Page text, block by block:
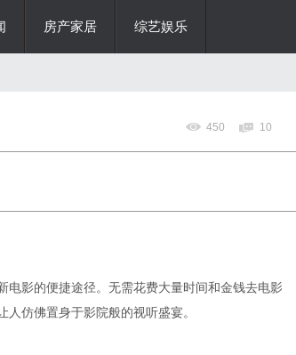
房产家居 综艺娱乐
450 10
电影的便捷途径。无需花费大量时间和金钱去电影
仿佛置身于影院般的视听盛宴。